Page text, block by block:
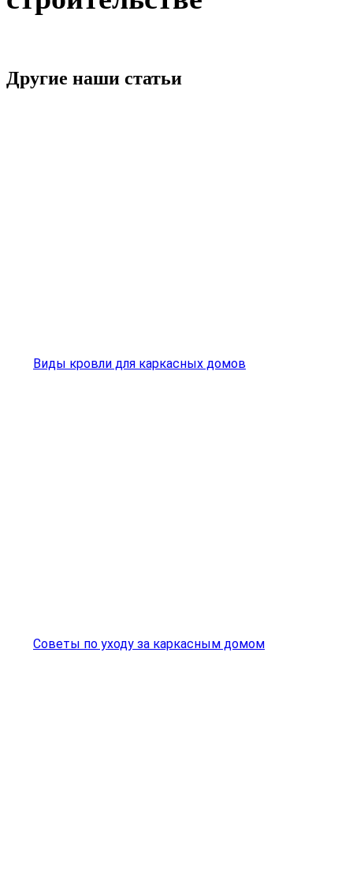
Другие наши статьи
Виды кровли для каркасных домов
Советы по уходу за каркасным домом